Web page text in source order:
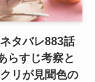
タバレ883話
らすじ考察と
リが見聞色の